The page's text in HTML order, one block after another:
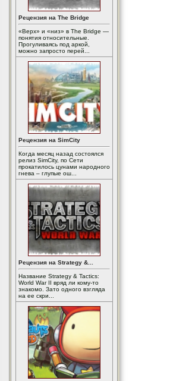
Рецензия на The Bridge
«Верх» и «низ» в The Bridge —
понятия относительные.
Прогуливаясь под аркой,
можно запросто перей...
Рецензия на SimCity
Когда месяц назад состоялся
релиз SimCity, по Сети
прокатилось цунами народного
гнева – глупые ош...
Рецензия на Strategy &...
Название Strategy & Tactics:
World War II вряд ли кому-то
знакомо. Зато одного взгляда
на ее скри...